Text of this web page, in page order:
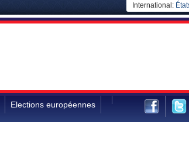
International:
Elections européennes